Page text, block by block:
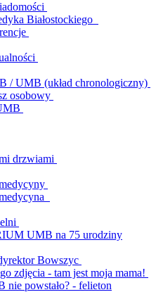
Białostockiego
/ UMB (układ chronologiczny)
osobowy
drzwiami
UMB na 75 urodziny
Bowszyc
zdjęcia - tam jest moja mama!
nie powstało? - felieton